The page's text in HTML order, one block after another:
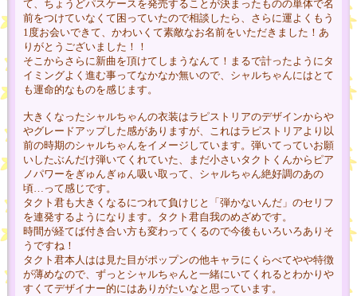
て、ちょうどパスケースを発売することが決まったものの単体で名
前をつけていなくて困っていたので相談したら、さらに運よくもう
1度お会いできて、かわいくて素敵なお名前をいただきました！あ
りがとうございました！！
そこからさらに新曲を頂けてしまうなんて！まるで計ったようにタ
イミングよく進む事ってなかなか無いので、シャルちゃんにはとて
も運命的なものを感じます。
大きくなったシャルちゃんの衣装はラピストリアのデザインからや
やグレードアップした感がありますが、これはラピストリアより以
前の時期のシャルちゃんをイメージしています。弾いてっていお願
いしたぶんだけ弾いてくれていた、まだ小さいタクトくんからピア
ノパワーをぎゅんぎゅん吸い取って、シャルちゃん絶好調のあの
頃…って感じです。
タクト君も大きくなるにつれて負けじと「弾かないんだ」のセリフ
を連発するようになります。タクト君自我のめざめです。
時間が経てば付き合い方も変わってくるので今後もいろいろありそ
うですね！
タクト君本人はは見た目がポップンの他キャラにくらべてやや特徴
が薄めなので、ずっとシャルちゃんと一緒にいてくれるとわかりや
すくてデザイナー的にはありがたいなと思っています。